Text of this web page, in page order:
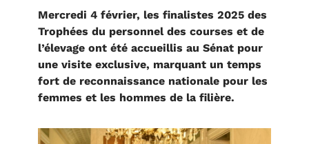
Mercredi 4 février, les finalistes 2025 des
Trophées du personnel des courses et de
l’élevage ont été accueillis au Sénat pour
une visite exclusive, marquant un temps
fort de reconnaissance nationale pour les
femmes et les hommes de la filière.